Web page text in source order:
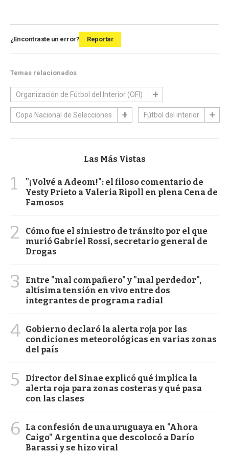
¿Encontraste un error? Reportar
Temas relacionados
Organización de Fútbol del Interior (OFI)
Copa Nacional de Selecciones Fútbol del interior
Las Más Vistas
1
"¡Volvé a Adeom!": el filoso comentario de
Yesty Prieto a Valeria Ripoll en plena Cena de
Famosos
2
Cómo fue el siniestro de tránsito por el que
murió Gabriel Rossi, secretario general de
Drogas
3
Entre "mal compañero" y "mal perdedor",
altísima tensión en vivo entre dos
integrantes de programa radial
4 Gobierno declaró la alerta roja por las
condiciones meteorológicas en varias zonas
del país
5
Director del Sinae explicó qué implica la
alerta roja para zonas costeras y qué pasa
con las clases
6
La confesión de una uruguaya en "Ahora
Caigo" Argentina que descolocó a Darío
Barassi y se hizo viral